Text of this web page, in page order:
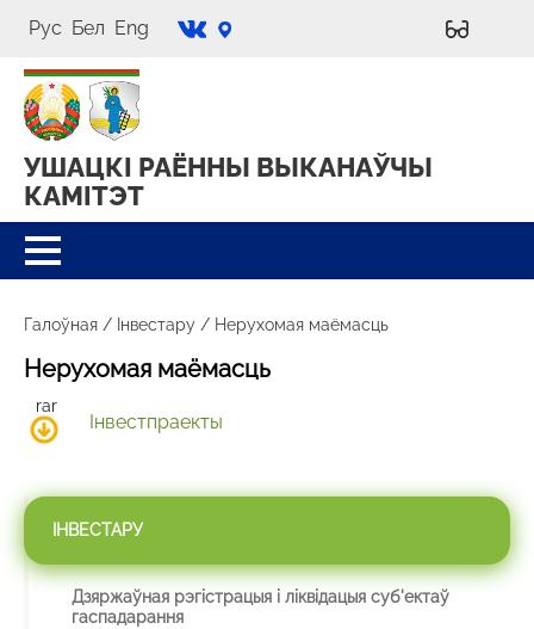
Рус Бел Eng
УШАЦКІ РАЁННЫ ВЫКАНАЎЧЫ
КАМІТЭТ
Галоўная / Інвестару / Нерухомая маёмасць
Нерухомая маёмасць
Інвестпраекты
ІНВЕСТАРУ
Дзяржаўная рэгістрацыя і ліквідацыя суб'ектаў
гаспадарання